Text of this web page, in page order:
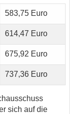
583,75 Euro
614,47 Euro
675,92 Euro
737,36 Euro
sich auf die